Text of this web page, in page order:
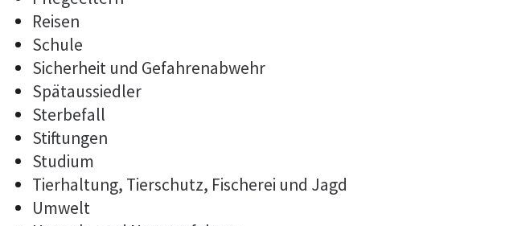
Reisen
Schule
Sicherheit und Gefahrenabwehr
Spätaussiedler
Sterbefall
Stiftungen
Studium
Tierhaltung, Tierschutz, Fischerei und Jagd
Umwelt